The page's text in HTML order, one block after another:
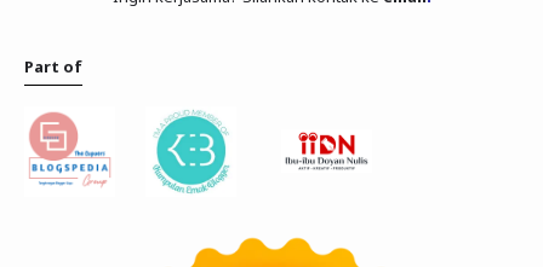
Part of